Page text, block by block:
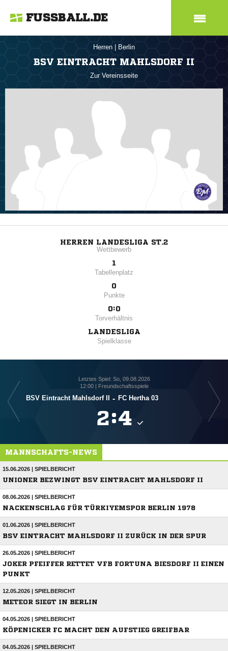
FUSSBALL.DE
Herren Berlin
BSV EINTRACHT MAHLSDORF II
Zur Vereinsseite
HERREN LANDESLIGA ST.2
Wettbewerb
1
Tabellenplatz
0
Punkte
0:0
Torverhältnis
LANDESLIGA
Spielklasse
Letztes Spiel: So, 09.08.2026
12:00 | Freundschaftsspiele
BSV Eintracht Mahlsdorf II - FC Hertha 03
:
MANNSCHAFTS-NEWS
15.06.2026 | SPIELBERICHT
UNIONER BEZWINGT BSV EINTRACHT MAHLSDORF II
08.06.2026 | SPIELBERICHT
NACKENSCHLAG FÜR TÜRKIYEMSPOR BERLIN 1978
01.06.2026 | SPIELBERICHT
BSV EINTRACHT MAHLSDORF II ZURÜCK IN DER SPUR
26.05.2026 | SPIELBERICHT
JOKER PFEIFFER RETTET VFB FORTUNA BIESDORF II EINEN
PUNKT
12.05.2026 | SPIELBERICHT
METEOR SIEGT IN BERLIN
04.05.2026 | SPIELBERICHT
KÖPENICKER FC MACHT DEN AUFSTIEG GREIFBAR
04.05.2026 | SPIELBERICHT